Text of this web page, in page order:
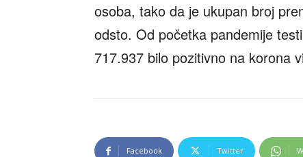
osoba, tako da je ukupan broj
odsto. Od početka pandemije
717.937 bilo pozitivno na korona
Facebook Twitter